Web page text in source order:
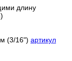
длину
(3/16") артикул